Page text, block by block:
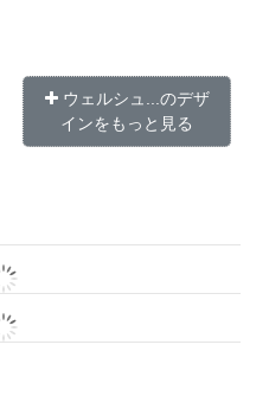
ウェルシュ...のデザ
インをもっと見る